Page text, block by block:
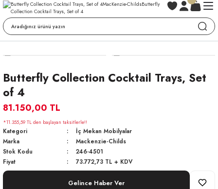
Butterfly Collection Cocktail Trays, Set
of 4
81.150,00 TL
*11.355,59 TL den başlayan taksitlerle!!
Kategori
İç Mekan Mobilyalar
Marka
Mackenzie-Childs
Stok Kodu
246-4501
Fiyat
73.772,73 TL + KDV
Gelince Haber Ver